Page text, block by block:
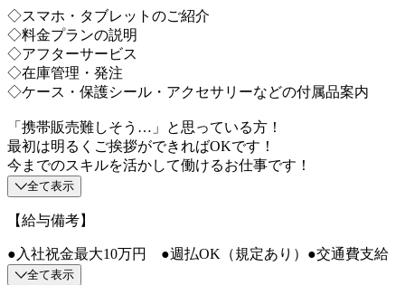
◇スマホ・タブレットのご紹介
◇料金プランの説明
◇アフターサービス
◇在庫管理・発注
◇ケース・保護シール・アクセサリーなどの付属品案内
「携帯販売難しそう…」と思っている方！
最初は明るくご挨拶ができればOKです！
今までのスキルを活かして働けるお仕事です！
全て表示
【給与備考】
●入社祝金最大10万円 ●週払OK（規定あり）●交通費支給
全て表示